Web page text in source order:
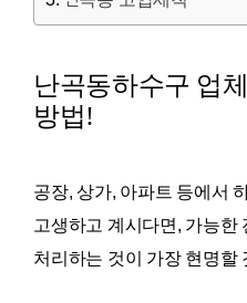
난곡동하수구 업
방법!
공장, 상가, 아파트 등에서
고생하고 계시다면, 가능한
처리하는 것이 가장 현명할